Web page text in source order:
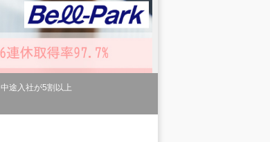
中途入社が5割以上